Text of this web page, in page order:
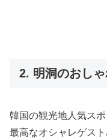
2. 明洞のおし
韓国の観光地人気ス
最高なオシャレゲス